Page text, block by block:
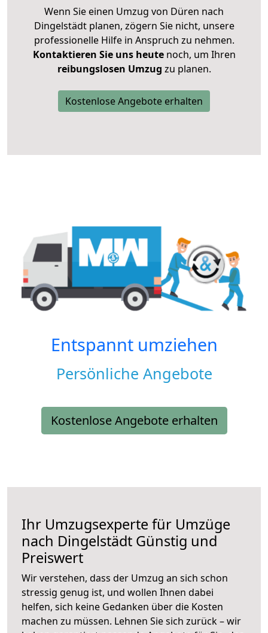
Wenn Sie einen Umzug von Düren nach
Dingelstädt planen, zögern Sie nicht, unsere
professionelle Hilfe in Anspruch zu nehmen.
Kontaktieren Sie uns heutenoch, um Ihren
reibungslosen Umzug zu planen.
Kostenlose Angebote erhalten
Entspannt umziehen
Persönliche Angebote
Kostenlose Angebote erhalten
Ihr Umzugsexperte für Umzüge
nach Dingelstädt Günstig und
Preiswert
Wir verstehen, dass der Umzug an sich schon
stressig genug ist, und wollen Ihnen dabei
helfen, sich keine Gedanken über die Kosten
machen zu müssen. Lehnen Sie sich zurück – wir